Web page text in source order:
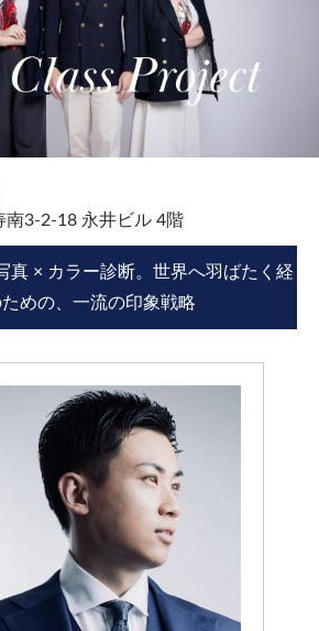
南3-2-18 永井ビル 4階
真 × カラー診断。世界へ羽ばたく経
めの、一流の印象戦略